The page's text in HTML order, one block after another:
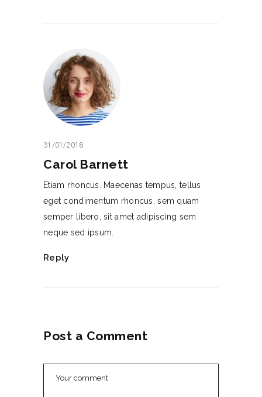
31/01/2018
Carol Barnett
Etiam rhoncus. Maecenas tempus, tellus
eget condimentum rhoncus, sem quam
semper libero, sit amet adipiscing sem
neque sed ipsum.
Reply
Post a Comment